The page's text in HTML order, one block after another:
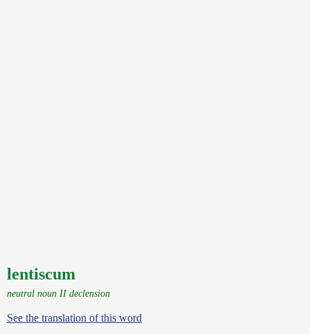
lentiscum
neutral noun II declension
See the translation of this word